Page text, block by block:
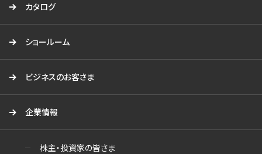
カタログ
ショールーム
ビジネスのお客さま
企業情報
株主・投資家の皆さま